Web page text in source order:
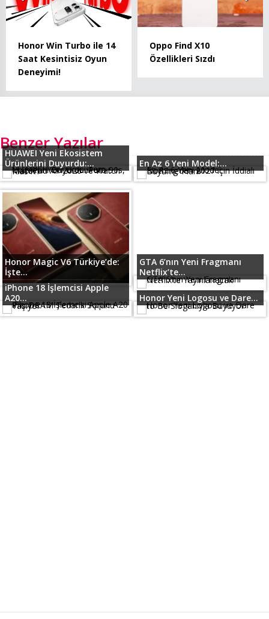
Honor Win Turbo ile 14
Saat Kesintisiz Oyun
Deneyimi!
Oppo Find X10
Özellikleri Sızdı
Benzer Yazılar
HUAWEI Yeni Ekosistem
Ürünlerini Duyurdu:...
En Az 6 Yeni Model:...
Honor Magic V6 Türkiye’de:
İşte...
GTA 6’nın Yeni Fragmanı
Netflix’te...
iPhone 18 İşlemcisi Apple
A20...
Honor Yeni Logosu ve Dare...